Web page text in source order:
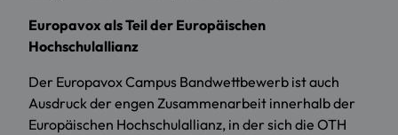
Europavox als Teil der Europäischen
Hochschulallianz
Der Europavox Campus Bandwettbewerb ist auch
Ausdruck der engen Zusammenarbeit innerhalb der
Europäischen Hochschulallianz, in der sich die OTH